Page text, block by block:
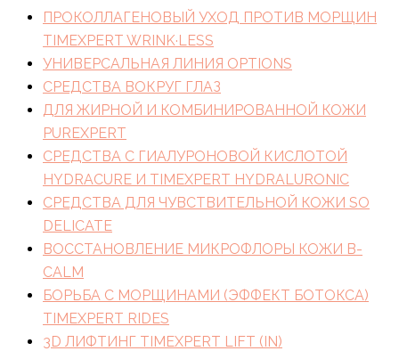
ПРОКОЛЛАГЕНОВЫЙ УХОД ПРОТИВ МОРЩИН
TIMEXPERT WRINK·LESS
УНИВЕРСАЛЬНАЯ ЛИНИЯ OPTIONS
СРЕДСТВА ВОКРУГ ГЛАЗ
ДЛЯ ЖИРНОЙ И КОМБИНИРОВАННОЙ КОЖИ
PUREXPERT
СРЕДСТВА С ГИАЛУРОНОВОЙ КИСЛОТОЙ
HYDRACURE И TIMEXPERT HYDRALURONIC
СРЕДСТВА ДЛЯ ЧУВСТВИТЕЛЬНОЙ КОЖИ SO
DELICATE
ВОССТАНОВЛЕНИЕ МИКРОФЛОРЫ КОЖИ B-
CALM
БОРЬБА С МОРЩИНАМИ (ЭФФЕКТ БОТОКСА)
TIMEXPERT RIDES
3D ЛИФТИНГ TIMEXPERT LIFT (IN)